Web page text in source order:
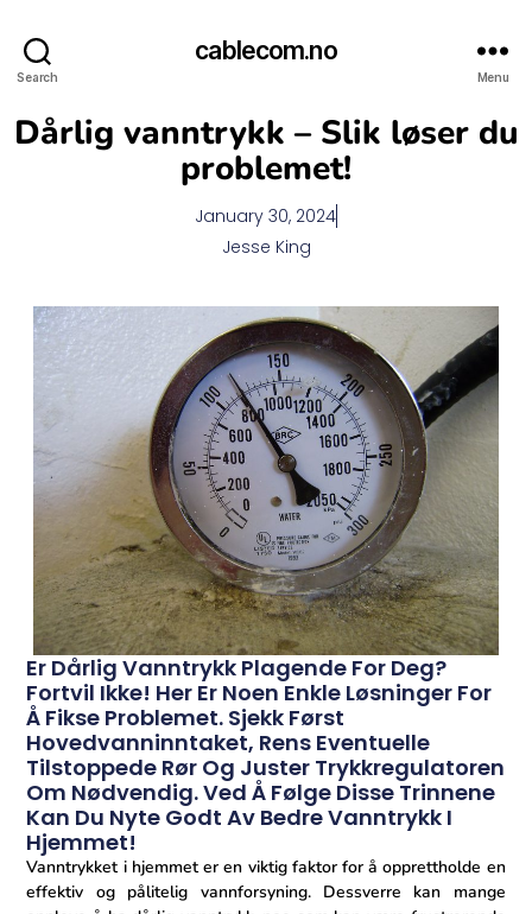
Search
cablecom.no
Menu
Dårlig vanntrykk – Slik løser du
problemet!
January 30, 2024
Jesse King
Er Dårlig Vanntrykk Plagende For Deg?
Fortvil Ikke! Her Er Noen Enkle Løsninger For
Å Fikse Problemet. Sjekk Først
Hovedvanninntaket, Rens Eventuelle
Tilstoppede Rør Og Juster Trykkregulatoren
Om Nødvendig. Ved Å Følge Disse Trinnene
Kan Du Nyte Godt Av Bedre Vanntrykk I
Hjemmet!
Vanntrykket i hjemmet er en viktig ​faktor for å opprettholde en
‌effektiv og ⁤pålitelig vannforsyning. Dessverre kan mange